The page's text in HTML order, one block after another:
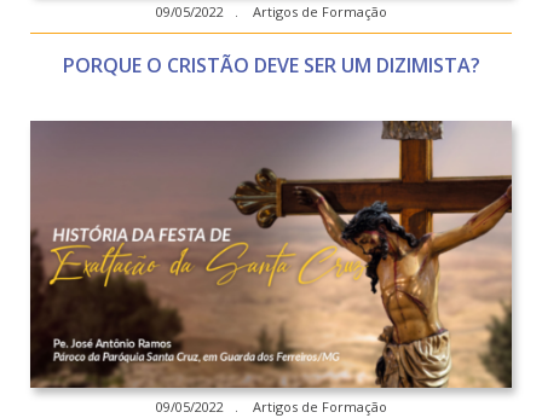
09/05/2022 . Artigos de Formação
PORQUE O CRISTÃO DEVE SER UM DIZIMISTA?
09/05/2022 . Artigos de Formação